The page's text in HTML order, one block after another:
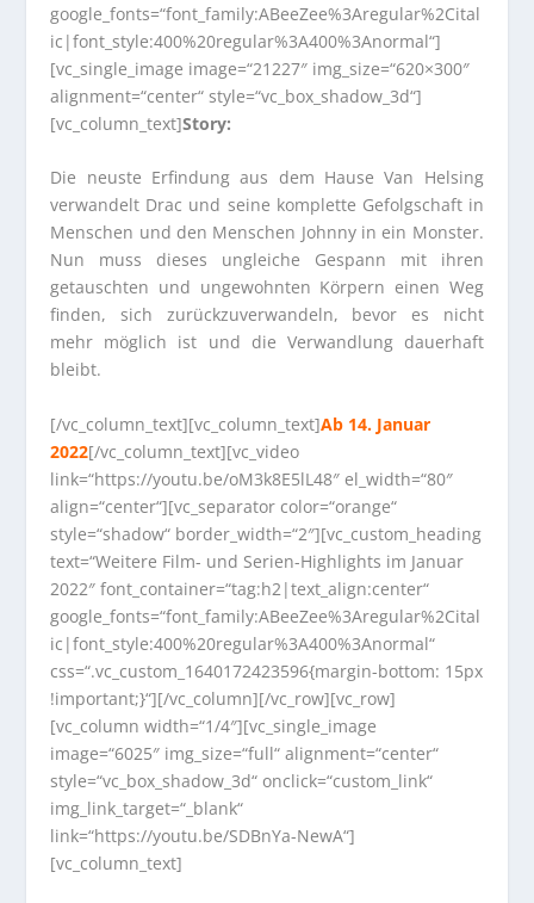
google_fonts=“font_family:ABeeZee%3Aregular%2Cital
ic|font_style:400%20regular%3A400%3Anormal“]
[vc_single_image image=“21227″ img_size=“620×300″
alignment=“center“ style=“vc_box_shadow_3d“]
[vc_column_text]Story:
Die neuste Erfindung aus dem Hause Van Helsing
verwandelt Drac und seine komplette Gefolgschaft in
Menschen und den Menschen Johnny in ein Monster.
Nun muss dieses ungleiche Gespann mit ihren
getauschten und ungewohnten Körpern einen Weg
finden, sich zurückzuverwandeln, bevor es nicht
mehr möglich ist und die Verwandlung dauerhaft
bleibt.
[/vc_column_text][vc_column_text]Ab 14. Januar
2022[/vc_column_text][vc_video
link=“https://youtu.be/oM3k8E5lL48″ el_width=“80″
align=“center“][vc_separator color=“orange“
style=“shadow“ border_width=“2″][vc_custom_heading
text=“Weitere Film- und Serien-Highlights im Januar
2022″ font_container=“tag:h2|text_align:center“
google_fonts=“font_family:ABeeZee%3Aregular%2Cital
ic|font_style:400%20regular%3A400%3Anormal“
css=“.vc_custom_1640172423596{margin-bottom: 15px
!important;}“][/vc_column][/vc_row][vc_row]
[vc_column width=“1/4″][vc_single_image
image=“6025″ img_size=“full“ alignment=“center“
style=“vc_box_shadow_3d“ onclick=“custom_link“
img_link_target=“_blank“
link=“https://youtu.be/SDBnYa-NewA“]
[vc_column_text]